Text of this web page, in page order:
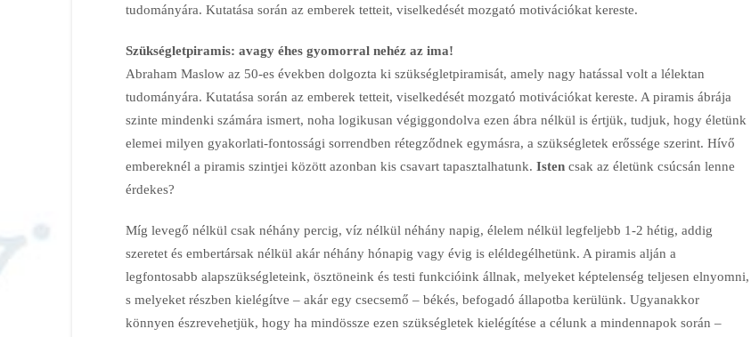
tudományára. Kutatása során az emberek tetteit, viselkedését mozgató motivációkat kereste.
Szükségletpiramis: avagy éhes gyomorral nehéz az ima!
Abraham Maslow az 50-es években dolgozta ki szükségletpiramisát, amely nagy hatással volt a lélektan
tudományára. Kutatása során az emberek tetteit, viselkedését mozgató motivációkat kereste. A piramis ábrája
szinte mindenki számára ismert, noha logikusan végiggondolva ezen ábra nélkül is értjük, tudjuk, hogy életünk
elemei milyen gyakorlati-fontossági sorrendben rétegződnek egymásra, a szükségletek erőssége szerint. Hívő
embereknél a piramis szintjei között azonban kis csavart tapasztalhatunk. Istencsak az életünk csúcsán lenne
érdekes?
Míg levegő nélkül csak néhány percig, víz nélkül néhány napig, élelem nélkül legfeljebb 1-2 hétig, addig
szeretet és embertársak nélkül akár néhány hónapig vagy évig is eléldegélhetünk. A piramis alján a
legfontosabb alapszükségleteink, ösztöneink és testi funkcióink állnak, melyeket képtelenség teljesen elnyomni,
s melyeket részben kielégítve – akár egy csecsemő – békés, befogadó állapotba kerülünk. Ugyanakkor
könnyen észrevehetjük, hogy ha mindössze ezen szükségletek kielégítése a célunk a mindennapok során –